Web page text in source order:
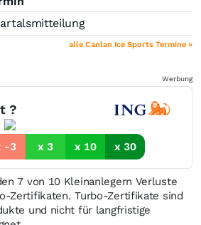
alle Canlan Ice Sports Termine »
Werbung
?
-3 x 3 x 10 x 30
7 von 10 Kleinanlegern Verluste
Zertifikaten. Turbo-Zertifikate sind
und nicht für langfristige